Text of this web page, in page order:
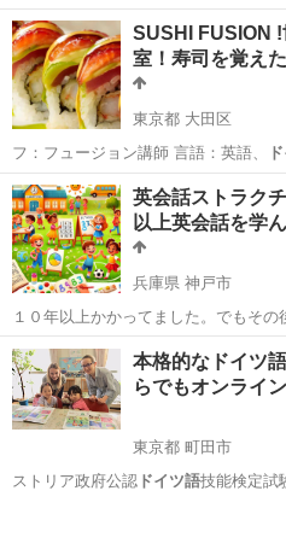
きた時にわかったん…
栃木 宇都宮市 英語 文章
SUSHI FUSION
室！寿司を覚え
東京都 大田区
フ：フュージョン講師 言語：英語、
東京 大田区 料理 魚の
英会話ストラク
以上英会話を学
兵庫県 神戸市
１０年以上かかってました。でもその
きた時にわかったん…
兵庫 神戸市 英語 VML
本格的なドイツ
らでもオンライ
東京都 町田市
ストリア政府公認ドイツ語技能検定試